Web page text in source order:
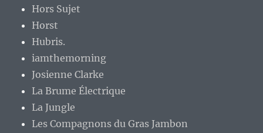
Hors Sujet
Horst
Hubris.
iamthemorning
Josienne Clarke
La Brume Électrique
La Jungle
Les Compagnons du Gras Jambon